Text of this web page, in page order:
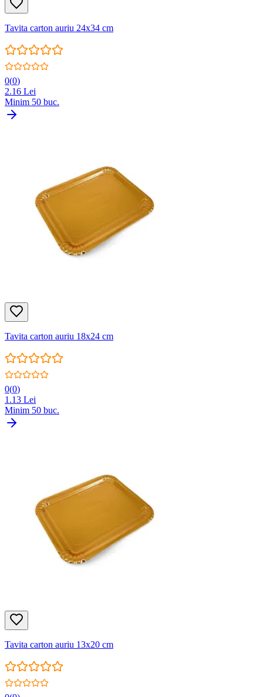
Tavita carton auriu 24x34 cm
0(0)
2.16 Lei
Minim 50 buc.
Tavita carton auriu 18x24 cm
0(0)
1.13 Lei
Minim 50 buc.
Tavita carton auriu 13x20 cm